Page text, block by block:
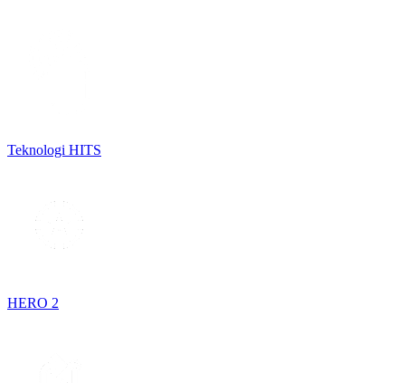
Teknologi HITS
HERO 2